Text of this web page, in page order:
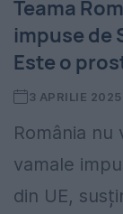
Teama
impuse de
Este o
3 APRILIE 2025
România
vamale
din UE,